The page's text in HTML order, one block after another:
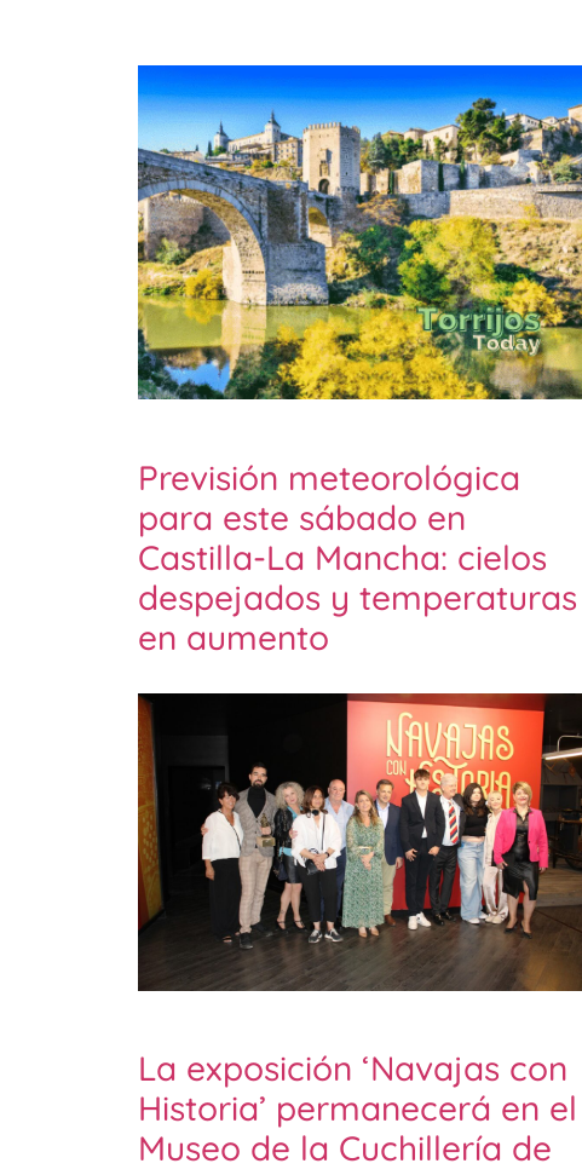
Previsión meteorológica
para este sábado en
Castilla-La Mancha: cielos
despejados y temperaturas
en aumento
La exposición ‘Navajas con
Historia’ permanecerá en el
Museo de la Cuchillería de